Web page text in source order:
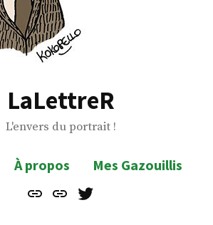
LaLettreR
L'envers du portrait !
À propos
Mes Gazouillis
Contact
À
Mes